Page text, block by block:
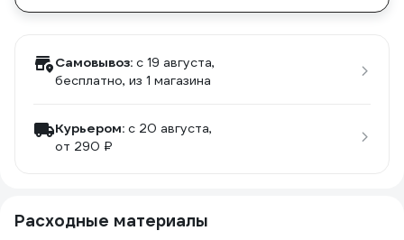
Самовывоз: c 19 августа,
бесплатно, из 1 магазина
Курьером: c 20 августа,
от 290 ₽
Расходные материалы